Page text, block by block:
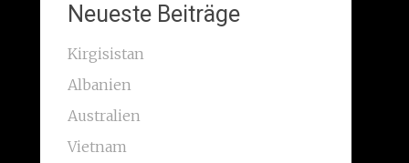
Neueste Beiträge
Kirgisistan
Albanien
Australien
Vietnam